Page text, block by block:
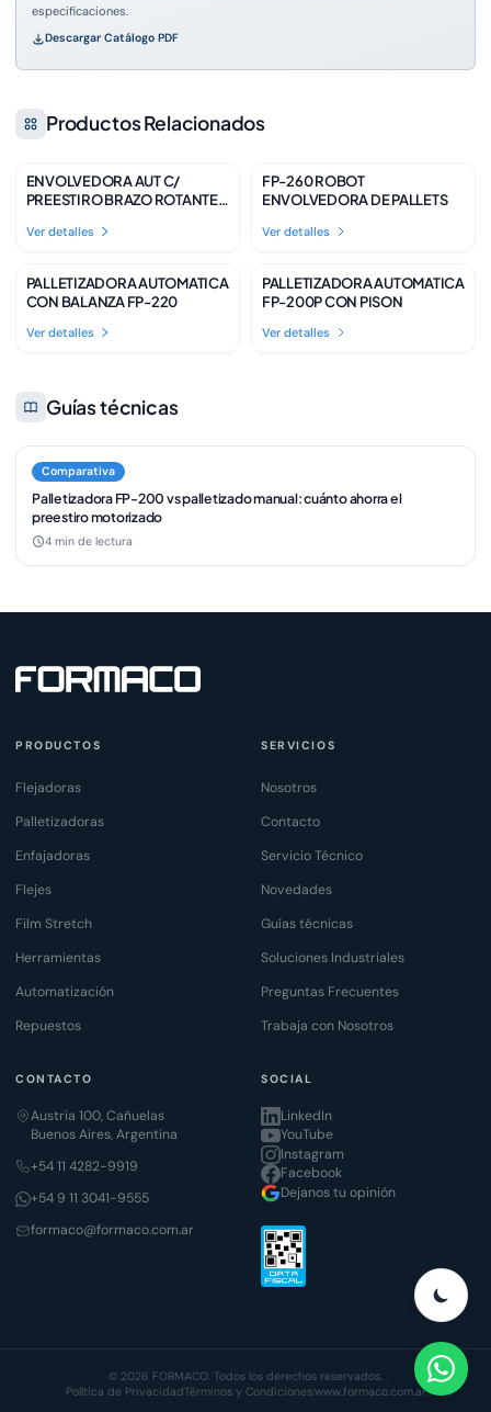
especificaciones.
Descargar Catálogo PDF
Productos Relacionados
Disponible
ENVOLVEDORA AUT C/
PREESTIRO BRAZO ROTANTE
Ver detalles
Disponible
FP-260 ROBOT
ENVOLVEDORA DE PALLETS
Ver detalles
Disponible
PALLETIZADORA AUTOMATICA
CON BALANZA FP-220
Ver detalles
Disponible
PALLETIZADORA AUTOMATICA
FP-200P CON PISON
Ver detalles
Guías técnicas
Comparativa
Palletizadora FP-200 vs palletizado manual: cuánto ahorra el
preestiro motorizado
4 min de lectura
PRODUCTOS
Flejadoras
Palletizadoras
Enfajadoras
Flejes
Film Stretch
Herramientas
Automatización
Repuestos
SERVICIOS
Nosotros
Contacto
Servicio Técnico
Novedades
Guías técnicas
Soluciones Industriales
Preguntas Frecuentes
Trabaja con Nosotros
CONTACTO
Austria 100, Cañuelas
Buenos Aires, Argentina
+54 11 4282-9919
+54 9 11 3041-9555
formaco@formaco.com.ar
SOCIAL
LinkedIn
YouTube
Instagram
Facebook
Dejanos tu opinión
© 2026 FORMACO. Todos los derechos reservados.
Política de Privacidad Términos y Condiciones|www.formaco.com.ar